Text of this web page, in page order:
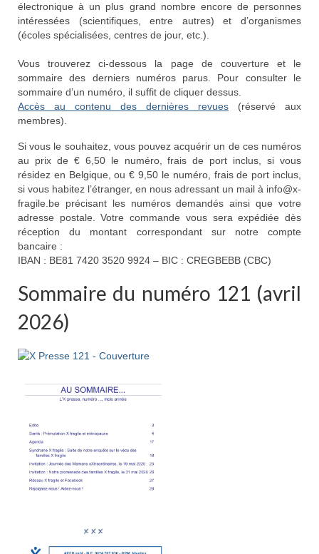
Précoce liée au X fragile (FXPOI)
Dépistage génétique
La déficience intellectuelle
Association X fragile
Organisation
Le Conseil d’Administration
Le Conseil scientifique
Nos revendications
Quand il n’y a pas de diagnostic
A l’annonce du handicap
Parentalité et handicap
Quand nous ne serons plus là
électronique à un plus grand nombre encore de personnes
intéressées (scientifiques, entre autres) et d’organismes
(écoles spécialisées, centres de jour, etc.).
Vous trouverez ci-dessous la page de couverture et le
sommaire des derniers numéros parus. Pour consulter le
sommaire d’un numéro, il suffit de cliquer dessus.
Accès au contenu des dernières revues (réservé aux
membres).
Si vous le souhaitez, vous pouvez acquérir un de ces numéros
au prix de € 6,50 le numéro, frais de port inclus, si vous
résidez en Belgique, ou € 9,50 le numéro, frais de port inclus,
si vous habitez l’étranger, en nous adressant un mail à info@x-
fragile.be précisant les numéros demandés ainsi que votre
adresse postale. Votre commande vous sera expédiée dès
réception du montant correspondant sur notre compte
bancaire :
IBAN : BE81 7420 3520 9924 – BIC : CREGBEBB (CBC)
Sommaire du numéro 121 (avril
2026)